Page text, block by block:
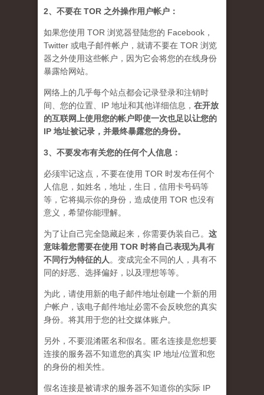
2、不要在 TOR 之外操作用户帐户：
如果您使用 TOR 浏览器登陆您的 Facebook，
Twitter 或电子邮件帐户，就请不要在 TOR 浏览
器之外使用这些帐户，因为它会将您的在线身份
暴露给网站。
网络上的几乎每个站点都会记录登录和注销时
间、您的位置、IP 地址和其他详细信息， 在开放
的互联网上使用您的帐户即使一次也足以让您的
IP 地址被记录，并最终暴露您的身份。
3、不要发布有关您的任何个人信息：
必须牢记这点，不要在使用 TOR 时发布任何个
人信息，如姓名，地址，生日，信用卡号码等
等，它将揭示你的身份，造成使用 TOR 也没有
意义，希望你能理解。
为了让自己完全隐藏起来，你需要伪装自己。 这
意味着您需要在使用 TOR 时将自己表现为具有
不同行为特征的人 。 变成完全不同的人，具有不
同的好恶、选择偏好，以及理想等等。
为此，请使用新的电子邮件地址创建一个新的用
户帐户，该电子邮件地址必需不会反映您的真实
身份。将其用于您的社交媒体账户。
另外，不要混淆匿名和假名。匿名连接是您想要
连接的服务器不知道您的真实 IP 地址/位置和您
的身份的相关性。
假名连接是被请求的服务器不知道你的实际 IP